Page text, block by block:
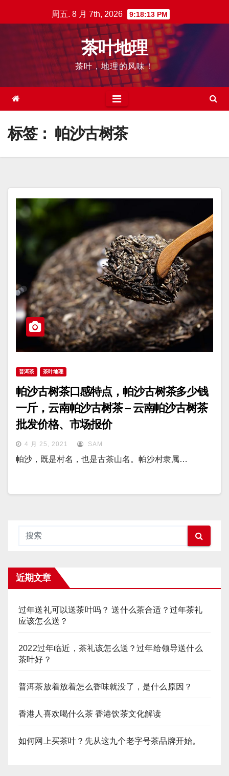
至
周五. 8 月 7th, 2026 9:18:14 PM
茶叶地理
茶叶，地理的风味！
标签： 帕沙古树茶
普洱茶 茶叶地理
帕沙古树茶口感特点，帕沙古树茶多少钱
一斤，云南帕沙古树茶 – 云南帕沙古树茶
批发价格、市场报价
4 月 25, 2021 SAM
帕沙，既是村名，也是古茶山名。帕沙村隶属…
近期文章
过年送礼可以送茶叶吗？ 送什么茶合适？过年茶礼
应该怎么送？
2022过年临近，茶礼该怎么送？过年给领导送什么
茶叶好？
普洱茶放着放着怎么香味就没了，是什么原因？
香港人喜欢喝什么茶 香港饮茶文化解读
如何网上买茶叶？先从这九个老字号茶品牌开始。